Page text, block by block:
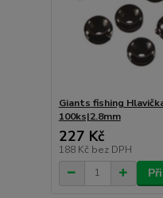
Giants fishing
100ks|2.8mm
227 Kč
188 Kč bez DPH